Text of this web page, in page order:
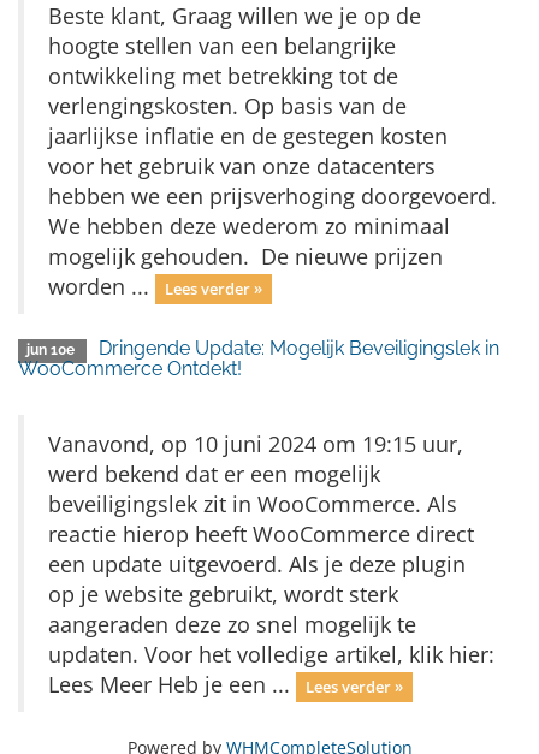
Beste klant, Graag willen we je op de
hoogte stellen van een belangrijke
ontwikkeling met betrekking tot de
verlengingskosten. Op basis van de
jaarlijkse inflatie en de gestegen kosten
voor het gebruik van onze datacenters
hebben we een prijsverhoging doorgevoerd.
We hebben deze wederom zo minimaal
mogelijk gehouden. De nieuwe prijzen
worden ...
Lees verder »
jun 10e
Dringende Update: Mogelijk Beveiligingslek in
WooCommerce Ontdekt!
Vanavond, op 10 juni 2024 om 19:15 uur,
werd bekend dat er een mogelijk
beveiligingslek zit in WooCommerce. Als
reactie hierop heeft WooCommerce direct
een update uitgevoerd. Als je deze plugin
op je website gebruikt, wordt sterk
aangeraden deze zo snel mogelijk te
updaten. Voor het volledige artikel, klik hier:
Lees Meer Heb je een ...
Lees verder »
Powered by WHMCompleteSolution